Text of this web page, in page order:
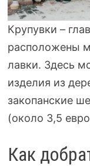
Крупувки –
расположены
лавки. Здесь
изделия из
закопанские
(около 3,5
Как